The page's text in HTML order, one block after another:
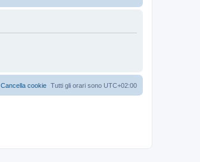
Tutti gli orari sono UTC+02:00
Cancella cookie